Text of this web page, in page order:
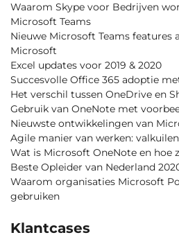
Waarom Skype voor Bedrijven
Microsoft Teams
Nieuwe Microsoft Teams features
Microsoft
Excel updates voor 2019 & 2020
Succesvolle Office 365 adoptie
Het verschil tussen OneDrive en
Gebruik van OneNote met
Nieuwste ontwikkelingen van
Agile manier van werken:
Wat is Microsoft OneNote en hoe
Beste Opleider van Nederland
Waarom organisaties Microsoft
gebruiken
Klantcases